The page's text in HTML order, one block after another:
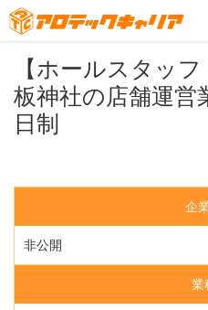
ホーム 求人検索 大阪府 求人
【ホールスタッ
板神社の店舗運
日制
企
非公開
業